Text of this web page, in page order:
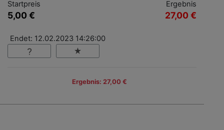
Startpreis
5,00 €
Ergebnis
27,00 €
Endet: 12.02.2023 14:26:00
Ergebnis: 27,00 €